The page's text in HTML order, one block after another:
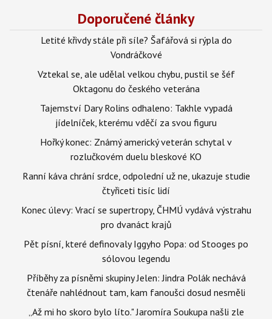
Doporučené články
Letité křivdy stále při síle? Šafářová si rýpla do
Vondráčkové
Vztekal se, ale udělal velkou chybu, pustil se šéf
Oktagonu do českého veterána
Tajemství Dary Rolins odhaleno: Takhle vypadá
jídelníček, kterému vděčí za svou figuru
Hořký konec: Známý americký veterán schytal v
rozlučkovém duelu bleskové KO
Ranní káva chrání srdce, odpolední už ne, ukazuje studie
čtyřiceti tisíc lidí
Konec úlevy: Vrací se supertropy, ČHMÚ vydává výstrahu
pro dvanáct krajů
Pět písní, které definovaly Iggyho Popa: od Stooges po
sólovou legendu
Příběhy za písněmi skupiny Jelen: Jindra Polák nechává
čtenáře nahlédnout tam, kam fanoušci dosud nesměli
„Až mi ho skoro bylo líto." Jaromíra Soukupa našli zle